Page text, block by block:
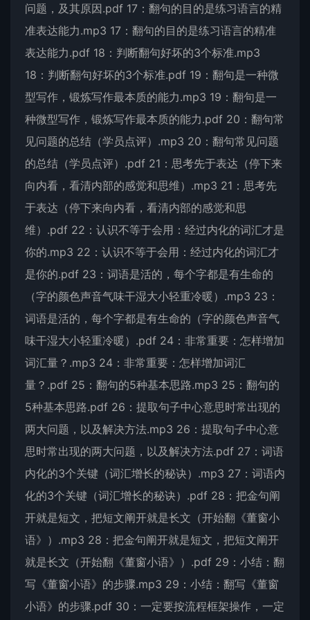
问题，及其原因.pdf 17：翻句的目的是练习语言的精
准表达能力.mp3 17：翻句的目的是练习语言的精准
表达能力.pdf 18：判断翻句好坏的3个标准.mp3
18：判断翻句好坏的3个标准.pdf 19：翻句是一种微
型写作，锻炼写作最本质的能力.mp3 19：翻句是一
种微型写作，锻炼写作最本质的能力.pdf 20：翻句常
见问题的总结（学员点评）.mp3 20：翻句常见问题
的总结（学员点评）.pdf 21：思考先于表达（停下来
向内看，看清内部的感觉和思维）.mp3 21：思考先
于表达（停下来向内看，看清内部的感觉和思
维）.pdf 22：认识不等于会用：经过内化的词汇才是
你的.mp3 22：认识不等于会用：经过内化的词汇才
是你的.pdf 23：词语是活的，每个字都是有生命的
（字的颜色声音气味干湿大小轻重冷暖）.mp3 23：
词语是活的，每个字都是有生命的（字的颜色声音气
味干湿大小轻重冷暖）.pdf 24：非常重要：怎样增加
词汇量？.mp3 24：非常重要：怎样增加词汇
量？.pdf 25：翻句的5种基本思路.mp3 25：翻句的
5种基本思路.pdf 26：提取句子中心意思时常出现的
两大问题，以及解决方法.mp3 26：提取句子中心意
思时常出现的两大问题，以及解决方法.pdf 27：词语
内化的3个关键（词汇增长的秘诀）.mp3 27：词语内
化的3个关键（词汇增长的秘诀）.pdf 28：把金句阐
开就是短文，把短文阐开就是长文（开始翻《董窗小
语》）.mp3 28：把金句阐开就是短文，把短文阐开
就是长文（开始翻《董窗小语》）.pdf 29：小结：翻
写《董窗小语》的步骤.mp3 29：小结：翻写《董窗
小语》的步骤.pdf 30：一定要按流程框架操作，一定